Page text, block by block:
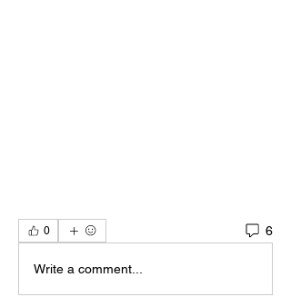
0 6
Write a comment...